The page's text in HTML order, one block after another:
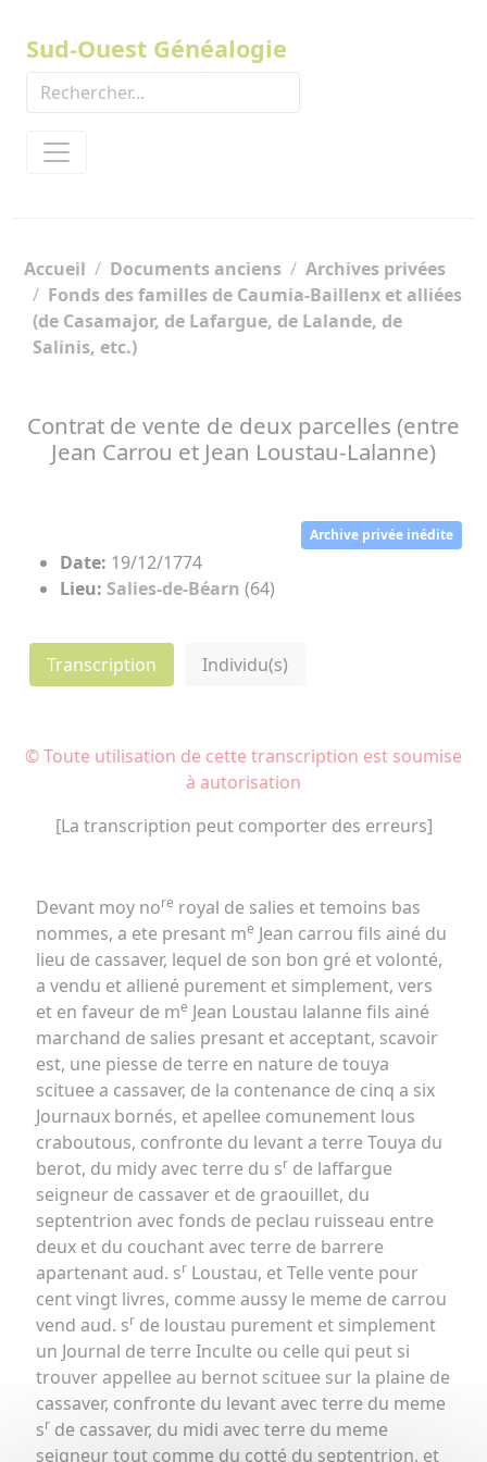
Sud-Ouest Généalogie
Accueil Documents anciens
Archives privées
Fonds des familles de Caumia-Baillenx et alliées
(de Casamajor, de Lafargue, de Lalande, de
Salinis, etc.)
Contrat de vente de deux parcelles (entre
Jean Carrou et Jean Loustau-Lalanne)
Archive privée inédite
Date: 19/12/1774
Lieu: Salies-de-Béarn (64)
Transcription Individu(s)
© Toute utilisation de cette transcription est soumise
à autorisation
[La transcription peut comporter des erreurs]
Devant moy nore royal de salies et temoins bas
nommes, a ete presant me Jean carrou fils ainé du
lieu de cassaver, lequel de son bon gré et volonté,
a vendu et alliené purement et simplement, vers
et en faveur de me Jean Loustau lalanne fils ainé
marchand de salies presant et acceptant, scavoir
est, une piesse de terre en nature de touya
scituee a cassaver, de la contenance de cinq a six
Journaux bornés, et apellee comunement lous
craboutous, confronte du levant a terre Touya du
berot, du midy avec terre du sr de laffargue
seigneur de cassaver et de graouillet, du
septentrion avec fonds de peclau ruisseau entre
deux et du couchant avec terre de barrere
apartenant aud. sr Loustau, et Telle vente pour
cent vingt livres, comme aussy le meme de carrou
vend aud. sr de loustau purement et simplement
un Journal de terre Inculte ou celle qui peut si
trouver appellee au bernot scituee sur la plaine de
cassaver, confronte du levant avec terre du meme
sr de cassaver, du midi avec terre du meme
seigneur tout comme du cotté du septentrion, et